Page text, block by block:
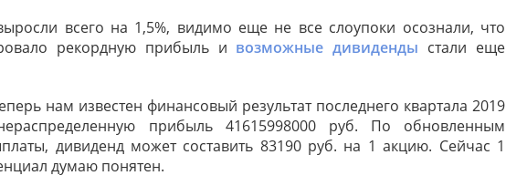
всего на 1,5%, видимо еще не все слоупоки осознали, что
рекордную прибыль и возможные дивиденды стали еще
нам известен финансовый результат последнего квартала 2019
прибыль 41615998000 руб. По обновленным
дивиденд может составить 83190 руб. на 1 акцию. Сейчас 1
думаю понятен.